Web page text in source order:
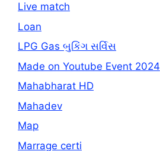
Live match
Loan
LPG Gas બુકિંગ સર્વિસ
Made on Youtube Event 2024
Mahabharat HD
Mahadev
Map
Marrage certi